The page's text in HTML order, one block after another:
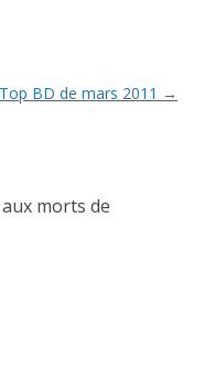
Top BD de mars 2011 →
morts de